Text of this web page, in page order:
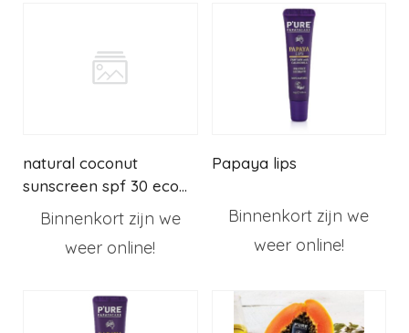
natural coconut
sunscreen spf 30 eco
tanBinnenkort zijn we
weer online!
Papaya lips
Binnenkort zijn we
weer online!